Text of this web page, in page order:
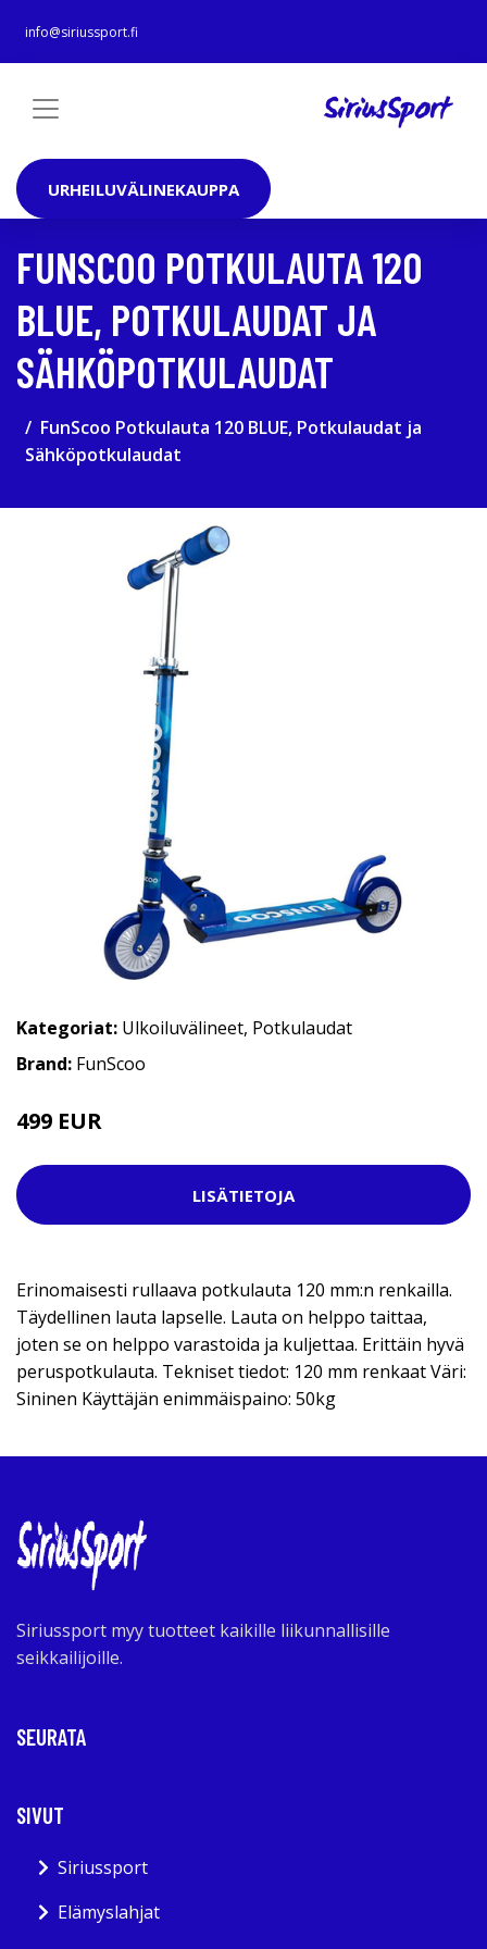
info@siriussport.fi
URHEILUVÄLINEKAUPPA
FUNSCOO POTKULAUTA 120
BLUE, POTKULAUDAT JA
SÄHKÖPOTKULAUDAT
FunScoo Potkulauta 120 BLUE, Potkulaudat ja
Sähköpotkulaudat
Kategoriat: Ulkoiluvälineet, Potkulaudat
Brand: FunScoo
499 EUR
LISÄTIETOJA
Erinomaisesti rullaava potkulauta 120 mm:n renkailla.
Täydellinen lauta lapselle. Lauta on helppo taittaa,
joten se on helppo varastoida ja kuljettaa. Erittäin hyvä
peruspotkulauta. Tekniset tiedot: 120 mm renkaat Väri:
Sininen Käyttäjän enimmäispaino: 50kg
Siriussport myy tuotteet kaikille liikunnallisille
seikkailijoille.
SEURATA
SIVUT
Siriussport
Elämyslahjat